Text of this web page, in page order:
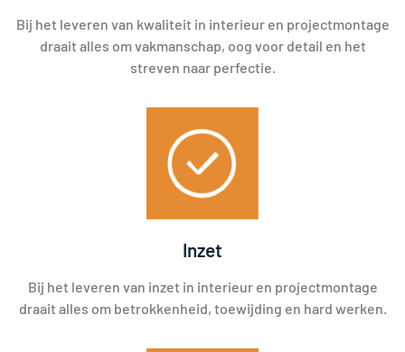
Bij het leveren van kwaliteit in interieur en projectmontage
draait alles om vakmanschap, oog voor detail en het
streven naar perfectie.
Inzet
Bij het leveren van inzet in interieur en projectmontage
draait alles om betrokkenheid, toewijding en hard werken.